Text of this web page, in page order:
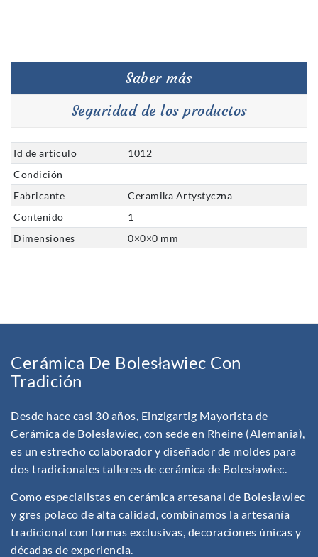
Saber más
Seguridad de los productos
Id de artículo
1012
Condición
Fabricante
Ceramika Artystyczna
Contenido
1
Dimensiones
0×0×0 mm
Cerámica De Bolesławiec Con
Tradición
Desde hace casi 30 años, Einzigartig Mayorista de
Cerámica de Bolesławiec, con sede en Rheine (Alemania),
es un estrecho colaborador y diseñador de moldes para
dos tradicionales talleres de cerámica de Bolesławiec.
Como especialistas en cerámica artesanal de Bolesławiec
y gres polaco de alta calidad, combinamos la artesanía
tradicional con formas exclusivas, decoraciones únicas y
décadas de experiencia.